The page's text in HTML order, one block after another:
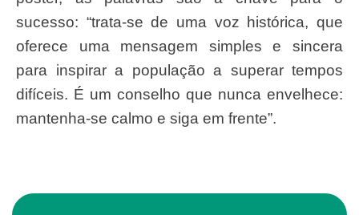
sucesso: “trata-se de uma voz histórica, que
oferece uma mensagem simples e sincera
para inspirar a população a superar tempos
difíceis. É um conselho que nunca envelhece:
mantenha-se calmo e siga em frente”.